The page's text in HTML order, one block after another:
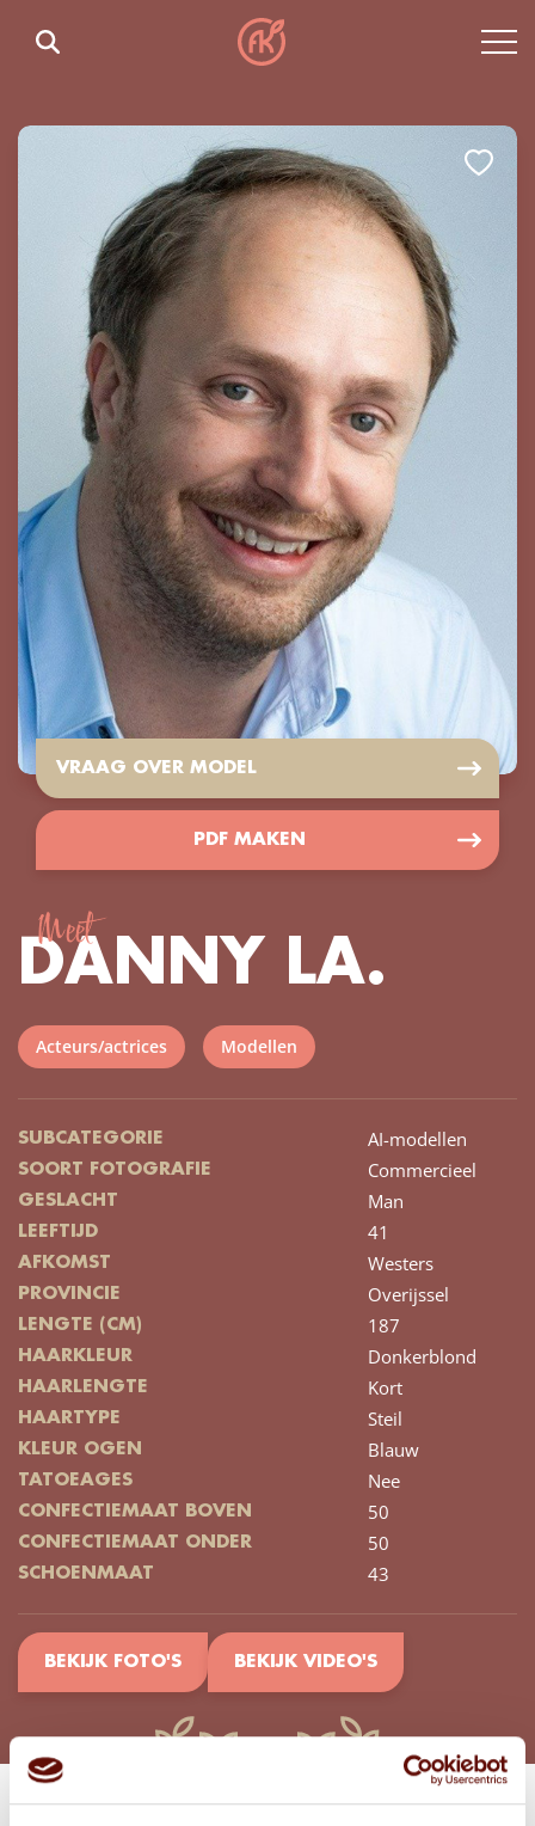
VRAAG OVER MODEL
PDF MAKEN
Meet
DANNY LA.
Acteurs/actrices Modellen
SUBCATEGORIE AI-modellen
SOORT FOTOGRAFIE Commercieel
GESLACHT Man
LEEFTIJD 41
AFKOMST Westers
PROVINCIE Overijssel
LENGTE (CM) 187
HAARKLEUR Donkerblond
HAARLENGTE Kort
HAARTYPE Steil
KLEUR OGEN Blauw
TATOEAGES Nee
CONFECTIEMAAT BOVEN 50
CONFECTIEMAAT ONDER 50
SCHOENMAAT 43
BEKIJK FOTO'S BEKIJK VIDEO'S